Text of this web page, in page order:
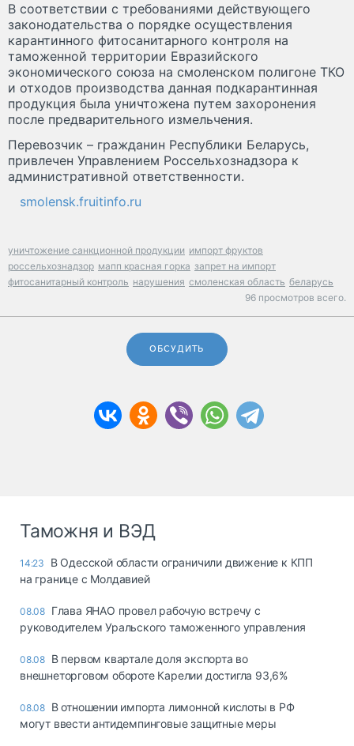
В соответствии с требованиями действующего
законодательства о порядке осуществления
карантинного фитосанитарного контроля на
таможенной территории Евразийского
экономического союза на смоленском полигоне ТКО
и отходов производства данная подкарантинная
продукция была уничтожена путем захоронения
после предварительного измельчения.
Перевозчик – гражданин Республики Беларусь,
привлечен Управлением Россельхознадзора к
административной ответственности.
smolensk.fruitinfo.ru
уничтожение санкционной продукции импорт фруктов
россельхознадзор мапп красная горка запрет на импорт
фитосанитарный контроль нарушения смоленская область беларусь
96 просмотров всего.
ОБСУДИТЬ
Таможня и ВЭД
14:23
В Одесской области ограничили движение к КПП
на границе с Молдавией
08.08 Глава ЯНАО провел рабочую встречу с
руководителем Уральского таможенного управления
08.08 В первом квартале доля экспорта во
внешнеторговом обороте Карелии достигла 93,6%
08.08 В отношении импорта лимонной кислоты в РФ
могут ввести антидемпинговые защитные меры